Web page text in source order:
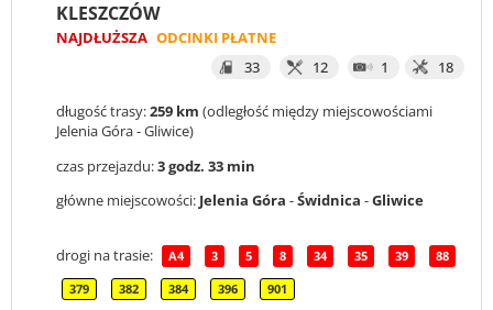
KLESZCZÓW
NAJDŁUŻSZA ODCINKI PŁATNE
33
12 1 18
długość trasy:259 km (odległość między miejscowościami
Jelenia Góra - Gliwice)
czas przejazdu:3 godz. 33 min
główne miejscowości: Jelenia Góra -Świdnica -Gliwice
drogi na trasie: A4 3 5 8 34 35 39 88
379 382 384 396 901